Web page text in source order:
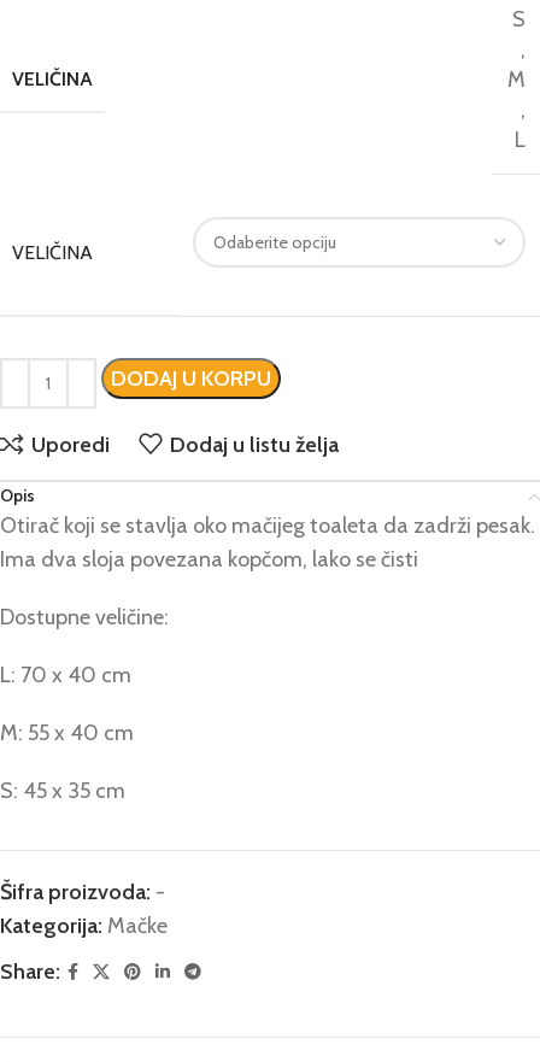
VELIČINA
S
,
M
,
L
VELIČINA
DODAJ U KORPU
Uporedi Dodaj u listu želja
Opis
Otirač koji se stavlja oko mačijeg toaleta da zadrži pesak.
Ima dva sloja povezana kopčom, lako se čisti
Dostupne veličine:
L: 70 x 40 cm
M: 55 x 40 cm
S: 45 x 35 cm
Šifra proizvoda: -
Kategorija: Mačke
Share: